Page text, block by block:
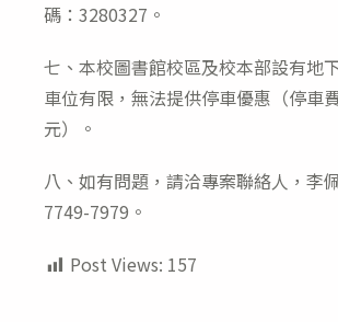
碼：3280327。
七、本校圖書館校區及校本部設有地
車位有限，無法提供停車優惠（停車
元）。
八、如有問題，請洽專案聯絡人，李
7749-7979。
Post Views: 157